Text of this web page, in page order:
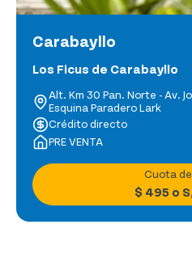
Carabayllo
Los Ficus de Carabayllo
Alt. Km 30 Pan. Norte - Av.
Esquina Paradero Lark
Crédito directo
PRE VENTA
Cuota
$ 495 o